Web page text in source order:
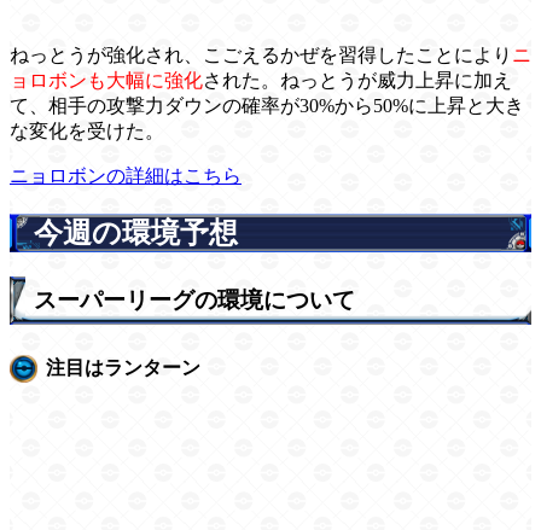
ねっとうが強化され、こごえるかぜを習得したことにより ニ
ョロボンも大幅に強化された。ねっとうが威力上昇に加え
て、相手の攻撃力ダウンの確率が30%から50%に上昇と大き
な変化を受けた。
ニョロボンの詳細はこちら
今週の環境予想
スーパーリーグの環境について
注目はランターン